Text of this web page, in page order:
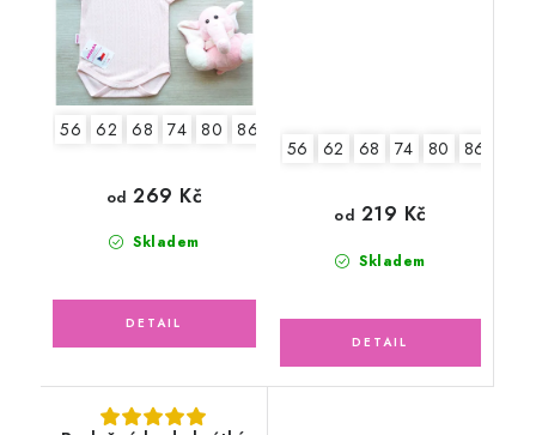
56 62 68 74 80 86
Skladem
od 269 Kč
56 62 68 74 80 86
Skladem
od 219 Kč